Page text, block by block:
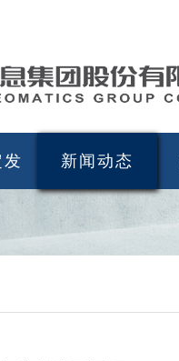
发 新闻动态